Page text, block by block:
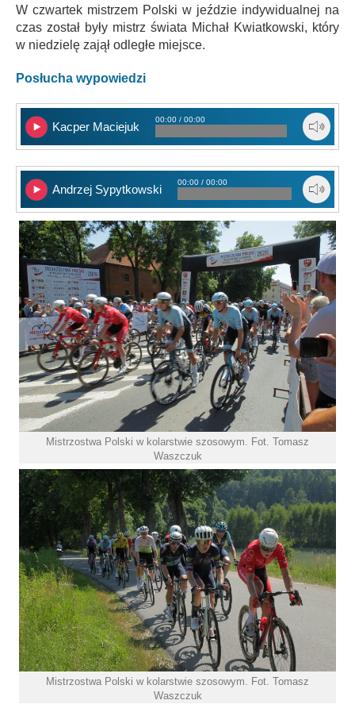
W czwartek mistrzem Polski w jeździe indywidualnej na
czas został były mistrz świata Michał Kwiatkowski, który
w niedzielę zajął odległe miejsce.
Posłucha wypowiedzi
Kacper Maciejuk
00:00 / 00:00
Andrzej Sypytkowski
00:00 / 00:00
Mistrzostwa Polski w kolarstwie szosowym. Fot. Tomasz
Waszczuk
Mistrzostwa Polski w kolarstwie szosowym. Fot. Tomasz
Waszczuk